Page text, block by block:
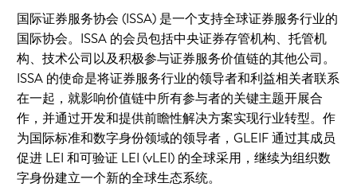
国际证券服务协会 (ISSA) 是一个支持全球证券服务行业的
国际协会。ISSA 的会员包括中央证券存管机构、托管机
构、技术公司以及积极参与证券服务价值链的其他公司。
ISSA 的使命是将证券服务行业的领导者和利益相关者联系
在一起，就影响价值链中所有参与者的关键主题开展合
作，并通过开发和提供前瞻性解决方案实现行业转型。作
为国际标准和数字身份领域的领导者，GLEIF 通过其成员
促进 LEI 和可验证 LEI (vLEI) 的全球采用，继续为组织数
字身份建立一个新的全球生态系统。